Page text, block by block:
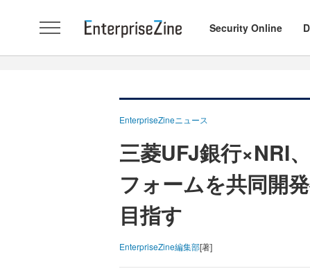
Security Online
EnterpriseZineニュース
三菱UFJ銀行×NRI
フォームを共同開
目指す
EnterpriseZine編集部[著]